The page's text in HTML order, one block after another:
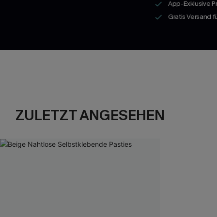
App-Exklusive
Gratis Versand
ZULETZT ANGESEHEN